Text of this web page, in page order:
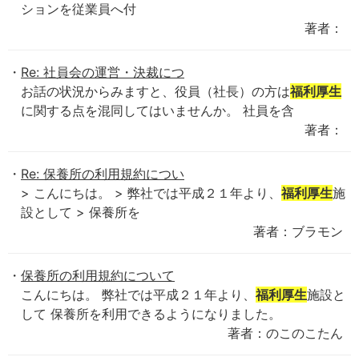
ションを従業員へ付
著者：
Re: 社員会の運営・決裁につ
お話の状況からみますと、役員（社長）の方は福利厚生
に関する点を混同してはいませんか。 社員を含
著者：
Re: 保養所の利用規約につい
> こんにちは。 > 弊社では平成２１年より、 福利厚生施
設として > 保養所を
著者：ブラモン
保養所の利用規約について
こんにちは。 弊社では平成２１年より、 福利厚生施設と
して 保養所を利用できるようになりました。
著者：のこのこたん